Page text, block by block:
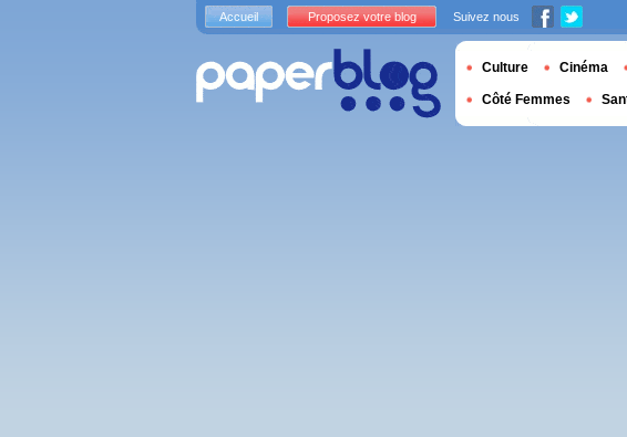
Accueil Proposez votre blog Suivez nous
Culture Cinéma
Côté Femmes